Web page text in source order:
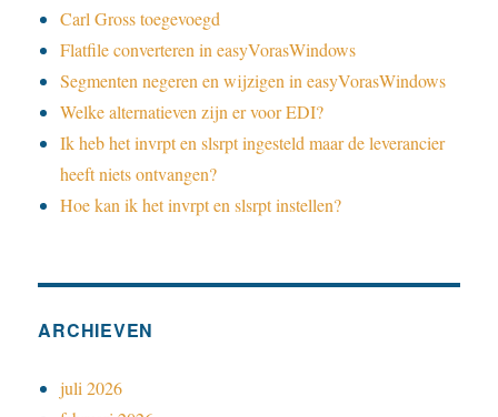
Carl Gross toegevoegd
Flatfile converteren in easyVorasWindows
Segmenten negeren en wijzigen in easyVorasWindows
Welke alternatieven zijn er voor EDI?
Ik heb het invrpt en slsrpt ingesteld maar de leverancier
heeft niets ontvangen?
Hoe kan ik het invrpt en slsrpt instellen?
ARCHIEVEN
juli 2026